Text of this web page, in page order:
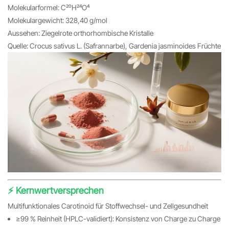
Molekularformel: C₂₀H₂₄O₄
Molekulargewicht: 328,40 g/mol
Aussehen: Ziegelrote orthorhombische Kristalle
Quelle: Crocus sativus L. (Safrannarbe), Gardenia jasminoides Früchte
⚡️ Kernwertversprechen
Multifunktionales Carotinoid für Stoffwechsel- und Zellgesundheit
≥99 % Reinheit (HPLC-validiert): Konsistenz von Charge zu Charge